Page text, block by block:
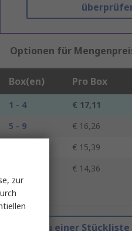
Optionen für
Box(en) Pro Box
1 - 4 € 17,11
5 - 9
€ 16,26
€ 15,39
€ 14,36
Zu einer
zur